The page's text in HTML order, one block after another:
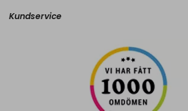
e
r
:
Kundservice